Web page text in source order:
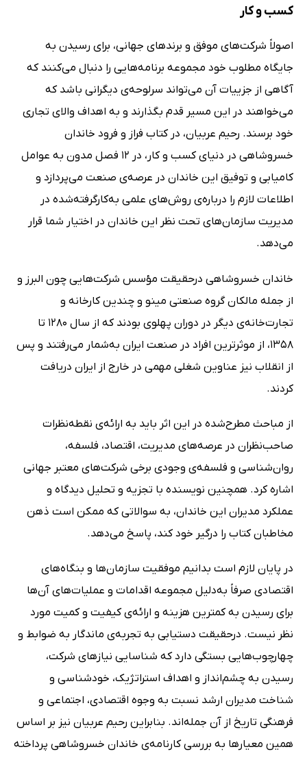
کسب ‌و کار
اصولاً شرکت‌های موفق و برندهای جهانی، برای رسیدن به
جایگاه مطلوب خود مجموعه برنامه‌هایی را دنبال می‌کنند که
آگاهی از جزییات آن می‌تواند سرلوحه‌ی دیگرانی باشد که
می‌خواهند در این مسیر قدم بگذارند و به اهداف والای تجاری
خود برسند. رحیم عربیان، در کتاب فراز و فرود خاندان
خسروشاهی در دنیای کسب ‌و کار، در 12 فصل مدون به عوامل
کامیابی و توفیق این خاندان در عرصه‌ی صنعت می‌پردازد و
اطلاعات لازم را درباره‌ی روش‌های علمی به‌کارگرفته‌شده در
مدیریت سازمان‌های تحت نظر این خاندان در اختیار شما قرار
می‌دهد.
خاندان خسروشاهی درحقیقت مؤسس شرکت‌هایی چون البرز و
از جمله مالکان گروه صنعتی مینو و چندین کارخانه و
تجارت‌خانه‌ی دیگر در دوران پهلوی بودند که از سال 1280 تا
1358، از موثرترین افراد در صنعت ایران به‌شمار می‌رفتند و پس
از انقلاب نیز عناوین شغلی مهمی در خارج از ایران دریافت
کردند.
از مباحث مطرح‌شده در این اثر باید به ارائه‌ی نقطه‌نظرات
صاحب‌نظران در عرصه‌های مدیریت، اقتصاد، فلسفه،
روان‌شناسی و فلسفه‌ی وجودی برخی شرکت‌های معتبر جهانی
اشاره کرد. همچنین نویسنده با تجزیه و تحلیل دیدگاه‌ و
عملکرد مدیران این خاندان، به سوالاتی که ممکن است ذهن
مخاطبان کتاب را درگیر خود کند، پاسخ می‌دهد.
در پایان لازم است بدانیم موفقیت سازمان‌ها و بنگاه‌های
اقتصادی صرفاً به‌دلیل مجموعه اقدامات و عملیات‌های آن‌ها
برای رسیدن به کمترین هزینه و ارائه‌ی کیفیت و کمیت مورد
نظر نیست. درحقیقت دستیابی به تجربه‌ی ماندگار به ضوابط و
چهارچوب‌هایی بستگی دارد که شناسایی نیازهای شرکت،
رسیدن به چشم‌انداز و اهداف استراتژیک، خودشناسی و
شناخت مدیران ارشد نسبت به وجوه اقتصادی، اجتماعی و
فرهنگی تاریخ از آن جمله‌اند. بنابراین رحیم عربیان نیز بر اساس
همین معیارها به بررسی کارنامه‌ی خاندان خسروشاهی پرداخته